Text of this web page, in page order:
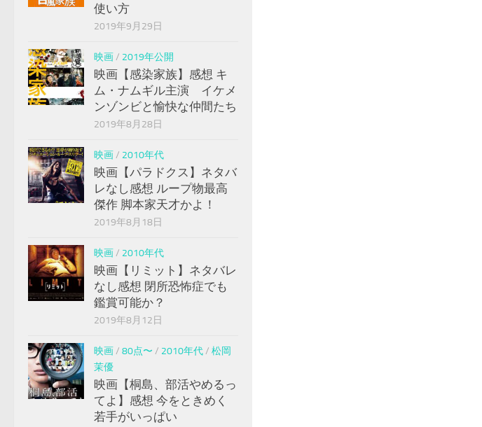
使い方
2019年9月29日
映画/ 2019年公開
映画【感染家族】感想 キ
ム・ナムギル主演 イケメ
ンゾンビと愉快な仲間たち
2019年8月28日
映画/ 2010年代
映画【パラドクス】ネタバ
レなし感想 ループ物最高
傑作 脚本家天才かよ！
2019年8月18日
映画/ 2010年代
映画【リミット】ネタバレ
なし感想 閉所恐怖症でも
鑑賞可能か？
2019年8月12日
映画/ 80点〜 / 2010年代/ 松岡
茉優
映画【桐島、部活やめるっ
てよ】感想 今をときめく
若手がいっぱい